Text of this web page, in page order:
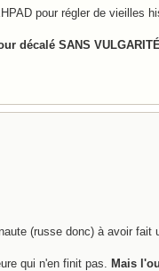
pour régler de vieilles
décalé SANS
(russe donc) à avoir fait
qui n'en finit pas.
Mais